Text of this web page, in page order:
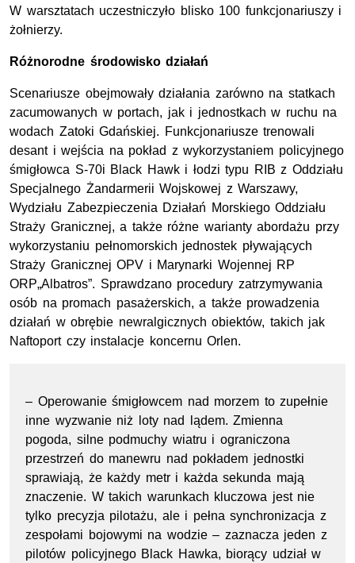
W warsztatach uczestniczyło blisko 100 funkcjonariuszy i
żołnierzy.
Różnorodne środowisko działań
Scenariusze obejmowały działania zarówno na statkach
zacumowanych w portach, jak i jednostkach w ruchu na
wodach Zatoki Gdańskiej. Funkcjonariusze trenowali
desant i wejścia na pokład z wykorzystaniem policyjnego
śmigłowca S-70i Black Hawk i łodzi typu RIB z Oddziału
Specjalnego Żandarmerii Wojskowej z Warszawy,
Wydziału Zabezpieczenia Działań Morskiego Oddziału
Straży Granicznej, a także różne warianty abordażu przy
wykorzystaniu pełnomorskich jednostek pływających
Straży Granicznej OPV i Marynarki Wojennej RP
ORP„Albatros”. Sprawdzano procedury zatrzymywania
osób na promach pasażerskich, a także prowadzenia
działań w obrębie newralgicznych obiektów, takich jak
Naftoport czy instalacje koncernu Orlen.
– Operowanie śmigłowcem nad morzem to zupełnie
inne wyzwanie niż loty nad lądem. Zmienna
pogoda, silne podmuchy wiatru i ograniczona
przestrzeń do manewru nad pokładem jednostki
sprawiają, że każdy metr i każda sekunda mają
znaczenie. W takich warunkach kluczowa jest nie
tylko precyzja pilotażu, ale i pełna synchronizacja z
zespołami bojowymi na wodzie – zaznacza jeden z
pilotów policyjnego Black Hawka, biorący udział w